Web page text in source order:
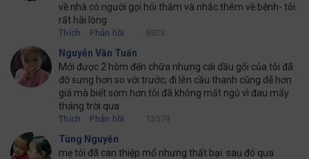
về nhà có người gọi hỏi thăm và nhắc thêm về bệnh- tôi
rất hài lòng
Thích Phản hồi 6923
Nguyễn Văn Tuấn
Mới được 2 hôm đến chữa nhưng cái dầu gối của tôi đã
đỡ sưng hơn so với trước, đi lên cầu thanh cũng dễ hơn
giá mà biết sớm hơn tôi đã không mất ngủ vì đau mấy
tháng trời qua
Thích Phản hồi 13579
Tùng Nguyễn
mẹ tôi đã can thiệp mổ nhưng thất bại. sau đó qua